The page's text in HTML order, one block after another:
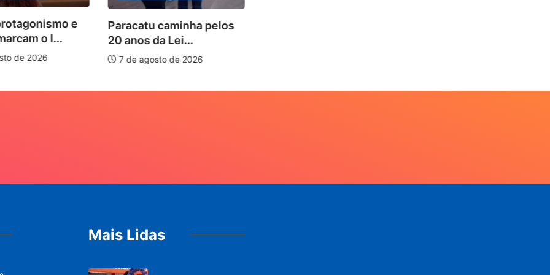
e
o I...
de 2026
Paracatu caminha pelos
20 anos da Lei...
7 de agosto de 2026
Mais Lidas